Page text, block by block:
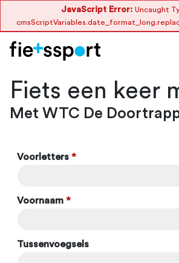
JavaScript Error: Uncaught
Fiets een keer
Met WTC De
Voorletters *
Voornaam *
Tussenvoegsels